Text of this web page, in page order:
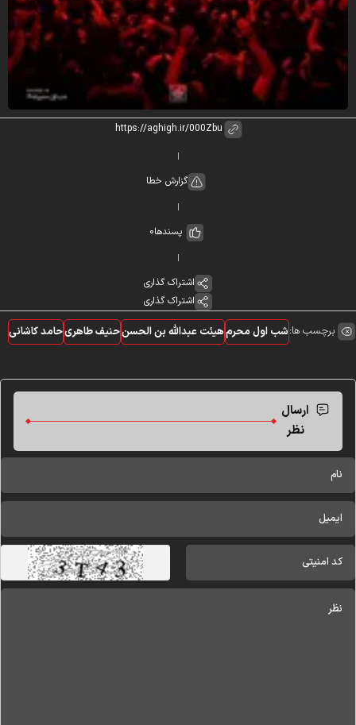
گزارش خطا
پسندها0
اشتراک گذاری
اشتراک گذاری
برچسب ها:شب اول محرمهیئت عبدالله بن الحسنحنیف طاهریحامد کاشانی
ارسال
نظر